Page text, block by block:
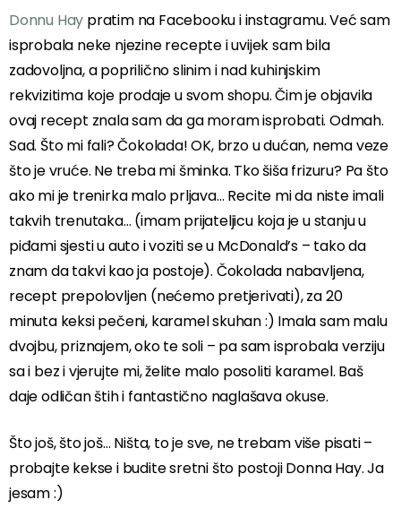
Donnu Hay pratim na Facebooku i instagramu. Već sam
isprobala neke njezine recepte i uvijek sam bila
zadovoljna, a poprilično slinim i nad kuhinjskim
rekvizitima koje prodaje u svom shopu. Čim je objavila
ovaj recept znala sam da ga moram isprobati. Odmah.
Sad. Što mi fali? Čokolada! OK, brzo u dućan, nema veze
što je vruće. Ne treba mi šminka. Tko šiša frizuru? Pa što
ako mi je trenirka malo prljava… Recite mi da niste imali
takvih trenutaka… (imam prijateljicu koja je u stanju u
piđami sjesti u auto i voziti se u McDonald’s – tako da
znam da takvi kao ja postoje). Čokolada nabavljena,
recept prepolovljen (nećemo pretjerivati), za 20
minuta keksi pečeni, karamel skuhan :) Imala sam malu
dvojbu, priznajem, oko te soli – pa sam isprobala verziju
sa i bez i vjerujte mi, želite malo posoliti karamel. Baš
daje odličan štih i fantastično naglašava okuse.
Što još, što još… Ništa, to je sve, ne trebam više pisati –
probajte kekse i budite sretni što postoji Donna Hay. Ja
jesam :)